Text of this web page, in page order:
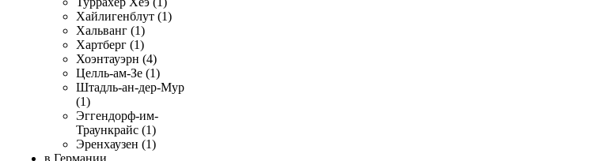
Хайлигенблут (1)
Хальванг (1)
Хартберг (1)
Хоэнтауэрн (4)
Целль-ам-Зе (1)
Штадль-ан-дер-Мур
(1)
Эггендорф-им-
Траункрайс (1)
Эренхаузен (1)
в Германии